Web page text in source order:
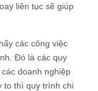
liên tục sẽ giúp
các công việc
Đó là các quy
doanh nghiệp
to thì quy trình chi